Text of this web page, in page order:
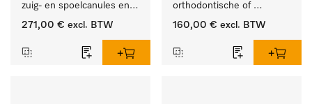
zuig- en spoelcanules en
veres-naalden.
271,00 € excl. BTW
orthodontische of
techniektangen.
160,00 € excl. BTW